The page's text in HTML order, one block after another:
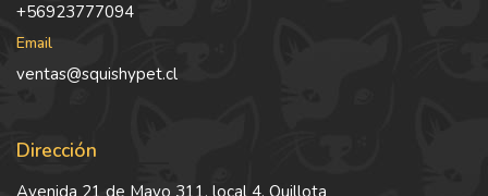
+56923777094
Email
ventas@squishypet.cl
Dirección